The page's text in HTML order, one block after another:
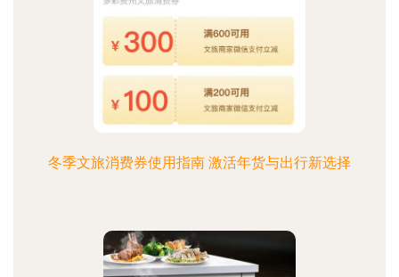
冬季文旅消费券使用指南 激活年货与出行新选择